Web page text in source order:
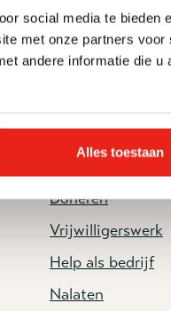
social media te bieden
met onze partners voor
andere informatie die u
Alles toestaan
Doneren
Vrijwilligerswerk
Help als bedrijf
Nalaten